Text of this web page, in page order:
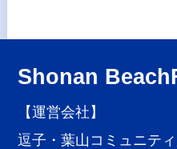
Shonan
【運営会社】
逗子・葉山コミュニテ